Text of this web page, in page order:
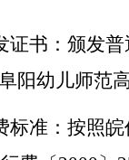
证书：颁发
阳幼儿师范
标准： 按照皖